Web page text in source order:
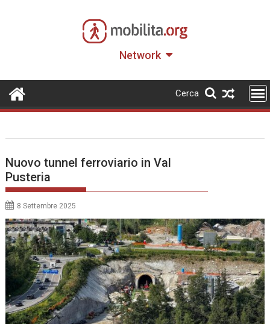
Network
Cerca
Nuovo tunnel ferroviario in Val
Pusteria
8 Settembre 2025